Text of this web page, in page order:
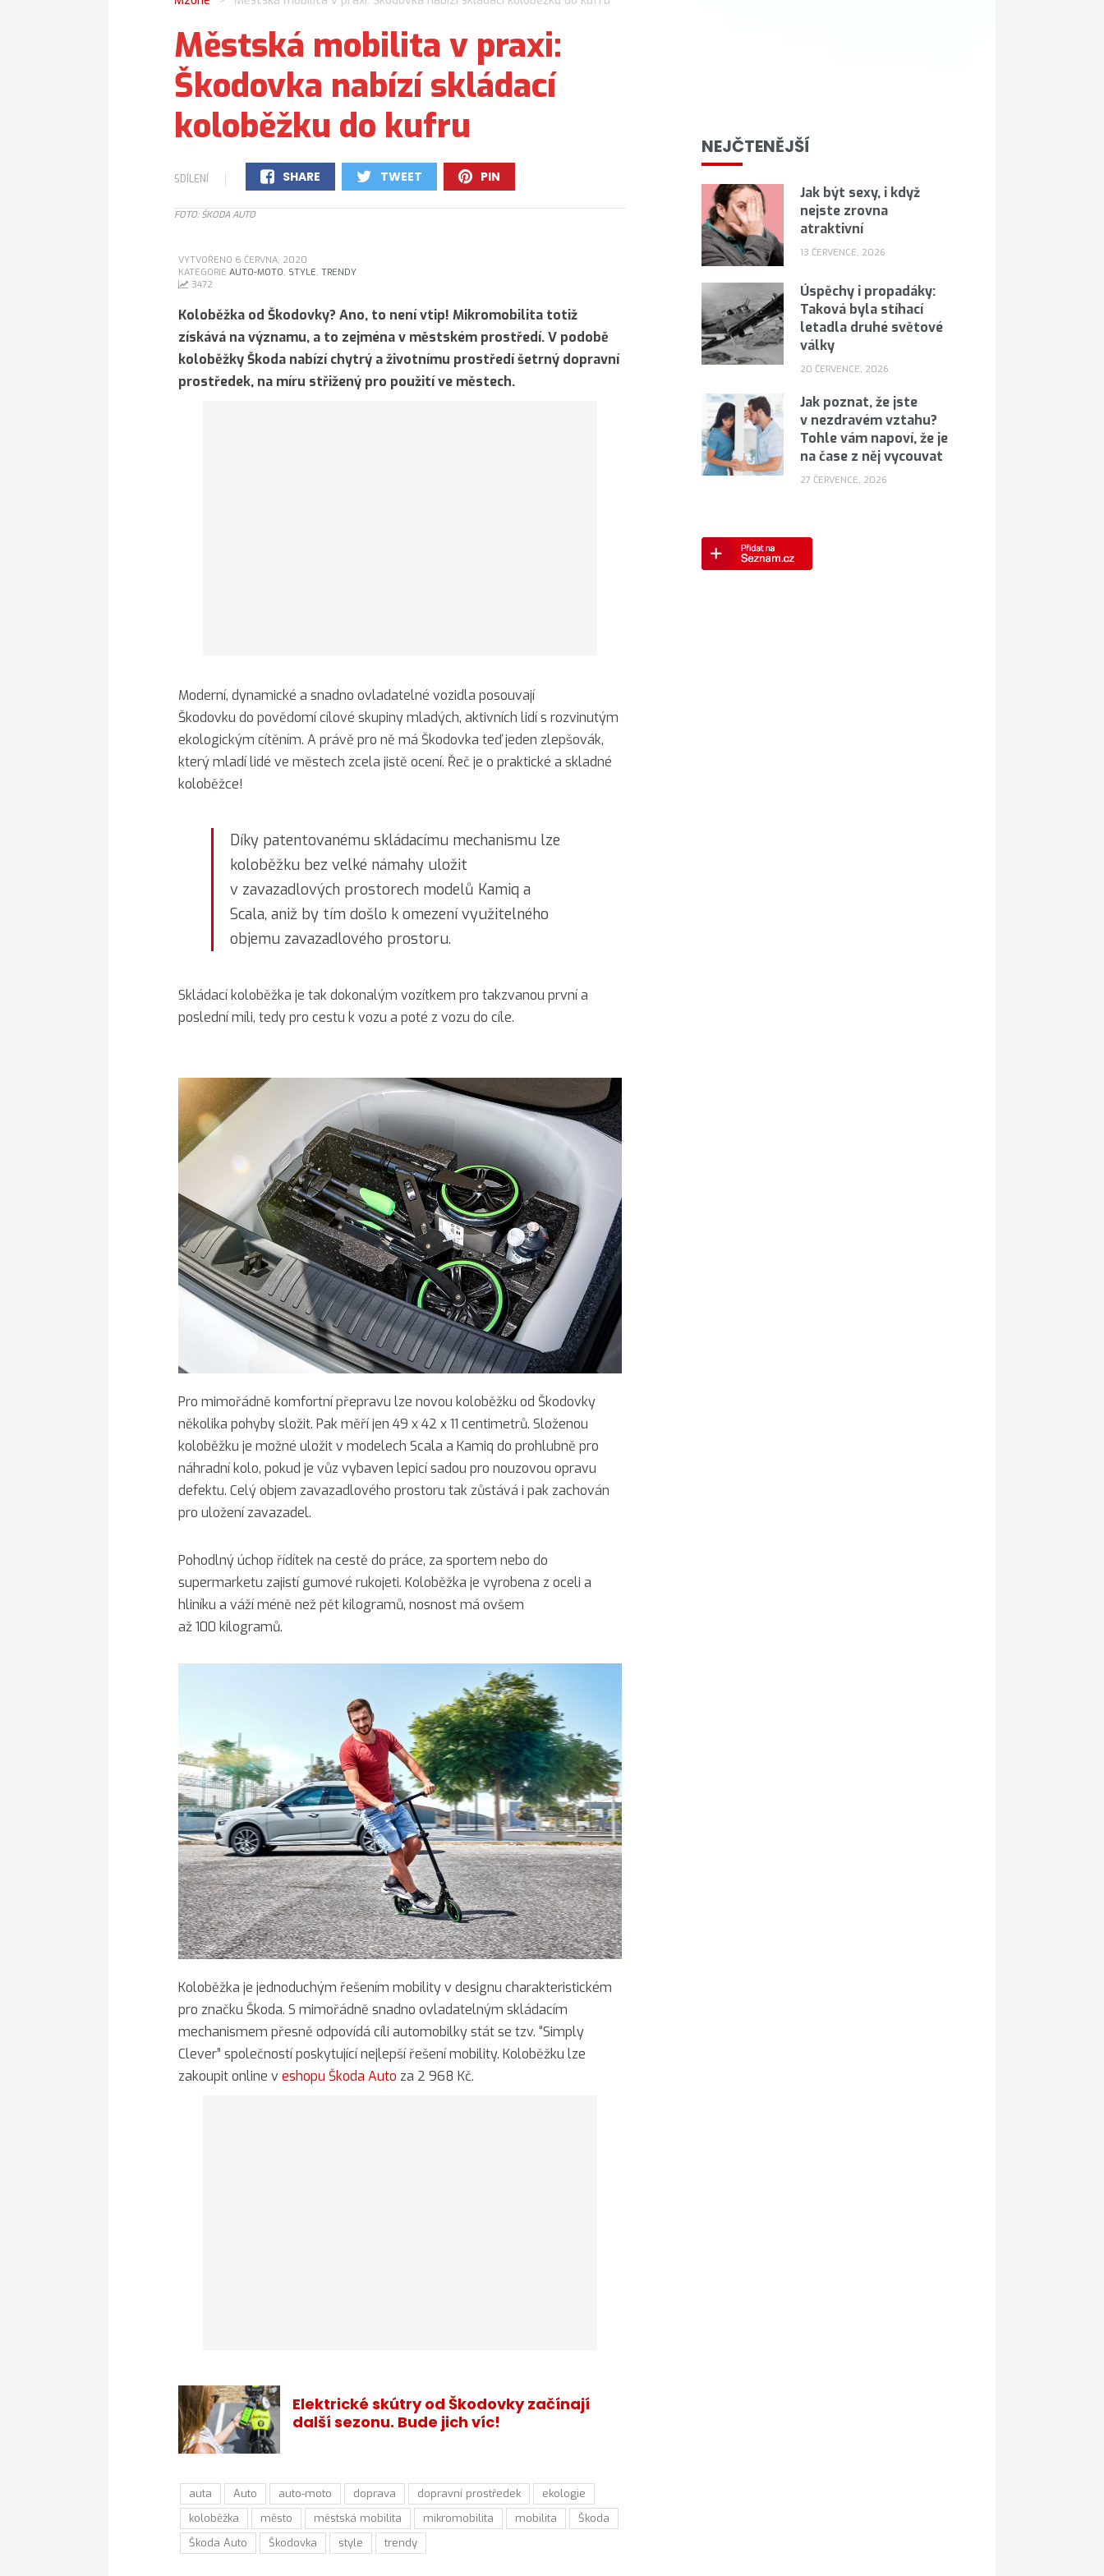
Městská mobilita v praxi:
Škodovka nabízí skládací
koloběžku do kufru
SDÍLENÍ
SHARE
0
TWEET
0
PIN
0
FOTO: ŠKODA AUTO
VYTVOŘENO 6 ČERVNA, 2020
KATEGORIE AUTO-MOTO, STYLE, TRENDY
3472
Koloběžka od Škodovky? Ano, to není vtip! Mikromobilita totiž
získává na významu, a to zejména v městském prostředí. V podobě
koloběžky Škoda nabízí chytrý a životnímu prostředí šetrný dopravní
prostředek, na míru střižený pro použití ve městech.
Moderní, dynamické a snadno ovladatelné vozidla posouvají
Škodovku do povědomí cílové skupiny mladých, aktivních lidí s rozvinutým
ekologickým cítěním. A právě pro ně má Škodovka teď jeden zlepšovák,
který mladí lidé ve městech zcela jistě ocení. Řeč je o praktické a skladné
koloběžce!
Díky patentovanému skládacímu mechanismu lze
koloběžku bez velké námahy uložit
v zavazadlových prostorech modelů Kamiq a
Scala, aniž by tím došlo k omezení využitelného
objemu zavazadlového prostoru.
Skládací koloběžka je tak dokonalým vozítkem pro takzvanou první a
poslední míli, tedy pro cestu k vozu a poté z vozu do cíle.
Pro mimořádně komfortní přepravu lze novou koloběžku od Škodovky
několika pohyby složit. Pak měří jen 49 x 42 x 11 centimetrů. Složenou
koloběžku je možné uložit v modelech Scala a Kamiq do prohlubně pro
náhradní kolo, pokud je vůz vybaven lepicí sadou pro nouzovou opravu
defektu. Celý objem zavazadlového prostoru tak zůstává i pak zachován
pro uložení zavazadel.
Pohodlný úchop řídítek na cestě do práce, za sportem nebo do
supermarketu zajistí gumové rukojeti. Koloběžka je vyrobena z oceli a
hliníku a váží méně než pět kilogramů, nosnost má ovšem
až 100 kilogramů.
Koloběžka je jednoduchým řešením mobility v designu charakteristickém
pro značku Škoda. S mimořádně snadno ovladatelným skládacím
mechanismem přesně odpovídá cíli automobilky stát se tzv. “Simply
Clever” společností poskytující nejlepší řešení mobility. Koloběžku lze
zakoupit online v eshopu Škoda Auto za 2 968 Kč.
Elektrické skútry od Škodovky začínají
další sezonu. Bude jich víc!
auta Auto auto-moto doprava dopravní prostředek
ekologie
koloběžka
město městská mobilita mikromobilita mobilita
Škoda
Škoda Auto
Škodovka style trendy
NEJČTENĚJŠÍ
Jak být sexy, i když
nejste zrovna
atraktivní
13 ČERVENCE, 2026
Úspěchy i propadáky:
Taková byla stíhací
letadla druhé světové
války
20 ČERVENCE, 2026
Jak poznat, že jste
v nezdravém vztahu?
Tohle vám napoví, že je
na čase z něj vycouvat
27 ČERVENCE, 2026